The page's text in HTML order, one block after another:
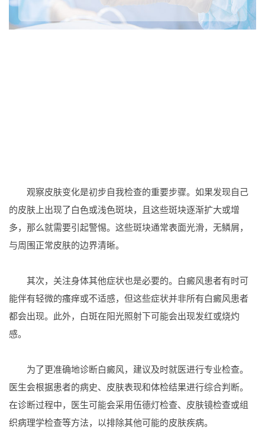
观察皮肤变化是初步自我检查的重要步骤。如果发现自己
的皮肤上出现了白色或浅色斑块，且这些斑块逐渐扩大或增
多，那么就需要引起警惕。这些斑块通常表面光滑，无鳞屑，
与周围正常皮肤的边界清晰。
其次，关注身体其他症状也是必要的。白癜风患者有时可
能伴有轻微的瘙痒或不适感，但这些症状并非所有白癜风患者
都会出现。此外，白斑在阳光照射下可能会出现发红或烧灼
感。
为了更准确地诊断白癜风，建议及时就医进行专业检查。
医生会根据患者的病史、皮肤表现和体检结果进行综合判断。
在诊断过程中，医生可能会采用伍德灯检查、皮肤镜检查或组
织病理学检查等方法，以排除其他可能的皮肤疾病。